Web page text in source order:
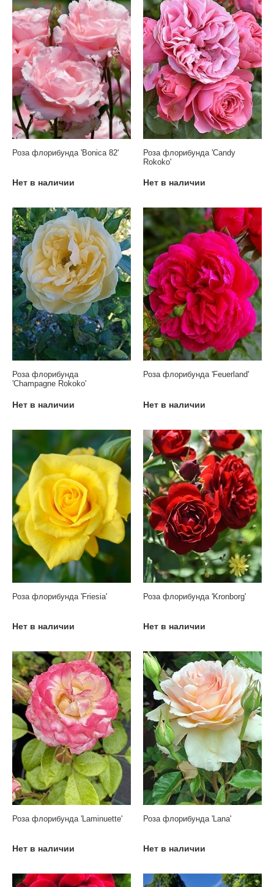
Роза флорибунда 'Bonica 82'
Нет в наличии
Роза флорибунда 'Candy
Rokoko'
Нет в наличии
Роза флорибунда
'Champagne Rokoko'
Нет в наличии
Роза флорибунда 'Feuerland'
Нет в наличии
Роза флорибунда 'Friesia'
Нет в наличии
Роза флорибунда 'Kronborg'
Нет в наличии
Роза флорибунда 'Laminuette'
Нет в наличии
Роза флорибунда 'Lana'
Нет в наличии